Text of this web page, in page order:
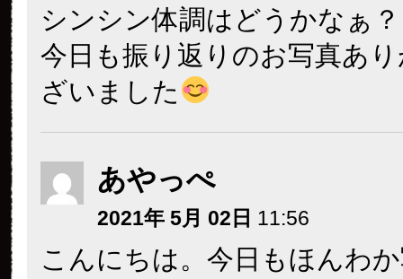
シンシン体調はどうかなぁ？
今日も振り返りのお写真あ
ざいました
あやっぺ
2021年 5月 02日 11:56
こんにちは。今日もほんわ